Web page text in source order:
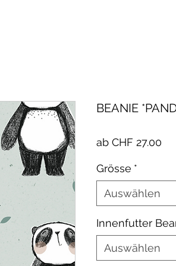
BEANIE
ab CHF 27.00
Grösse *
Auswählen
Innenfutter
Auswählen